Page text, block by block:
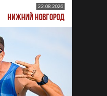
22.08.2026
НИЖНИЙ НОВГОРОД